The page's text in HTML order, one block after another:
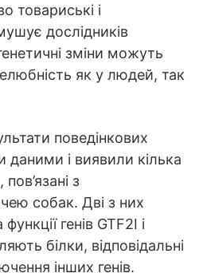
товариські і
дослідників
зміни можуть
як у людей, так
поведінкових
даними і виявили кілька
з
собак. Дві з них
генів GTF2I і
білки, відповідальні
інших генів.